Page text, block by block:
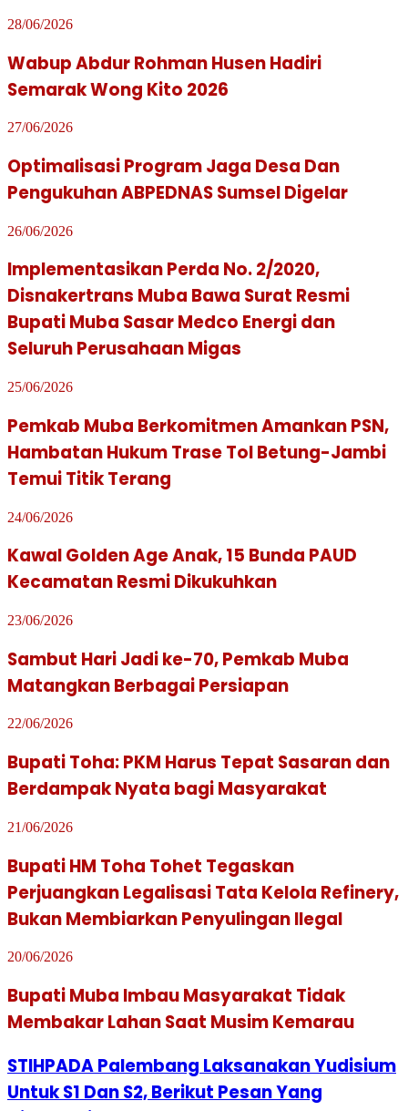
28/06/2026
Wabup Abdur Rohman Husen Hadiri
Semarak Wong Kito 2026
27/06/2026
Optimalisasi Program Jaga Desa Dan
Pengukuhan ABPEDNAS Sumsel Digelar
26/06/2026
Implementasikan Perda No. 2/2020,
Disnakertrans Muba Bawa Surat Resmi
Bupati Muba Sasar Medco Energi dan
Seluruh Perusahaan Migas
25/06/2026
Pemkab Muba Berkomitmen Amankan PSN,
Hambatan Hukum Trase Tol Betung-Jambi
Temui Titik Terang
24/06/2026
Kawal Golden Age Anak, 15 Bunda PAUD
Kecamatan Resmi Dikukuhkan
23/06/2026
Sambut Hari Jadi ke-70, Pemkab Muba
Matangkan Berbagai Persiapan
22/06/2026
Bupati Toha: PKM Harus Tepat Sasaran dan
Berdampak Nyata bagi Masyarakat
21/06/2026
Bupati HM Toha Tohet Tegaskan
Perjuangkan Legalisasi Tata Kelola Refinery,
Bukan Membiarkan Penyulingan Ilegal
20/06/2026
Bupati Muba Imbau Masyarakat Tidak
Membakar Lahan Saat Musim Kemarau
STIHPADA Palembang Laksanakan Yudisium
Untuk S1 Dan S2, Berikut Pesan Yang